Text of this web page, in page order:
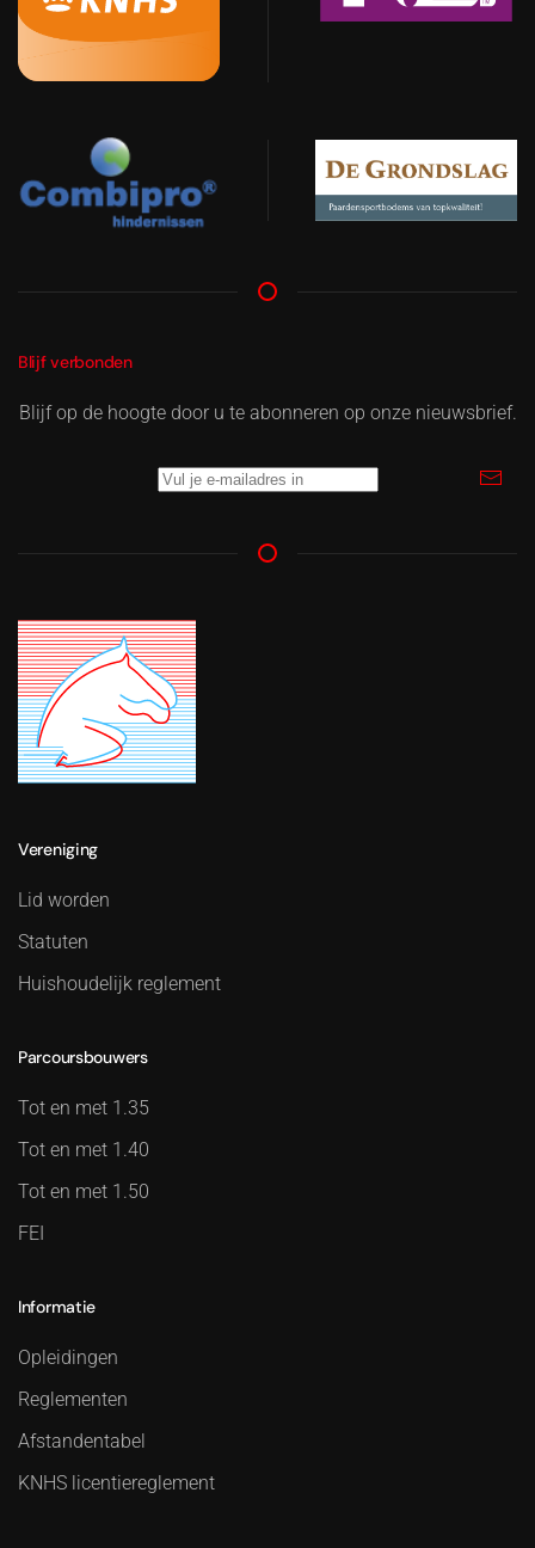
Blijf verbonden
Blijf op de hoogte door u te abonneren op onze nieuwsbrief.
Vereniging
Lid worden
Statuten
Huishoudelijk reglement
Parcoursbouwers
Tot en met 1.35
Tot en met 1.40
Tot en met 1.50
FEI
Informatie
Opleidingen
Reglementen
Afstandentabel
KNHS licentiereglement